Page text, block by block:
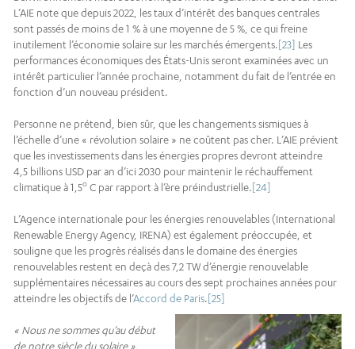
L’AIE note que depuis 2022, les taux d’intérêt des banques centrales
sont passés de moins de 1 % à une moyenne de 5 %, ce qui freine
inutilement l’économie solaire sur les marchés émergents.[23] Les
performances économiques des États-Unis seront examinées avec un
intérêt particulier l’année prochaine, notamment du fait de l’entrée en
fonction d’un nouveau président.
Personne ne prétend, bien sûr, que les changements sismiques à
l’échelle d’une « révolution solaire » ne coûtent pas cher. L’AIE prévient
que les investissements dans les énergies propres devront atteindre
4,5 billions USD par an d’ici 2030 pour maintenir le réchauffement
climatique à 1,5o C par rapport à l’ère préindustrielle.[24]
L’Agence internationale pour les énergies renouvelables (International
Renewable Energy Agency, IRENA) est également préoccupée, et
souligne que les progrès réalisés dans le domaine des énergies
renouvelables restent en deçà des 7,2 TW d’énergie renouvelable
supplémentaires nécessaires au cours des sept prochaines années pour
atteindre les objectifs de l’Accord de Paris.[25]
« Nous ne sommes qu’au début
de notre siècle du solaire »,